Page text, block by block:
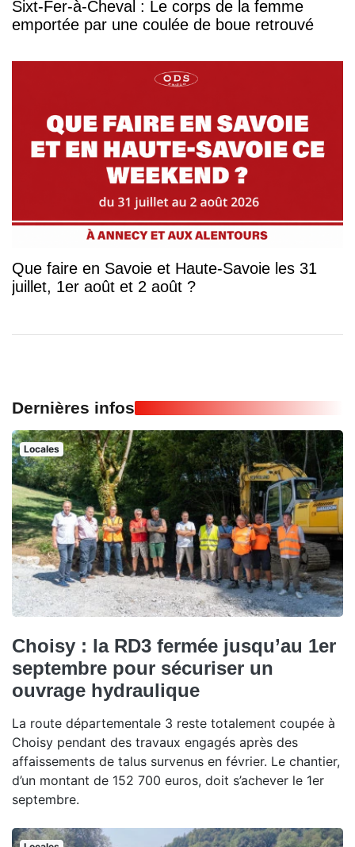
Sixt-Fer-à-Cheval : Le corps de la femme
emportée par une coulée de boue retrouvé
Que faire en Savoie et Haute-Savoie les 31
juillet, 1er août et 2 août ?
Dernières infos
Locales
Choisy : la RD3 fermée jusqu’au 1er
septembre pour sécuriser un
ouvrage hydraulique
La route départementale 3 reste totalement coupée à
Choisy pendant des travaux engagés après des
affaissements de talus survenus en février. Le chantier,
d’un montant de 152 700 euros, doit s’achever le 1er
septembre.